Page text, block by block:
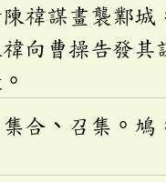
禕謀畫襲鄴城
向曹操告發其
合、召集。鳩